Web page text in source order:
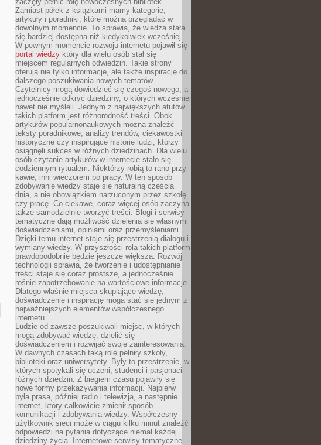
Zamiast półek z książkami mamy kategorie,
artykuły i poradniki, które można przeglądać w
dowolnym momencie. To sprawia, że wiedza stała
się bardziej dostępna niż kiedykolwiek wcześniej.
W pewnym momencie rozwoju internetu pojawił się
portal wiedzy który dla wielu osób stał się
miejscem regularnych odwiedzin. Takie strony
oferują nie tylko informacje, ale także inspirację do
dalszego poszukiwania nowych tematów.
Czytelnicy mogą dowiedzieć się czegoś nowego, a
jednocześnie odkryć dziedziny, o których wcześniej
nawet nie myśleli. Jednym z największych atutów
takich platform jest różnorodność treści. Obok
artykułów popularnonaukowych można znaleźć
teksty poradnikowe, analizy trendów, ciekawostki
historyczne czy inspirujące historie ludzi, którzy
osiągnęli sukces w różnych dziedzinach. Dla wielu
osób czytanie artykułów w internecie stało się
codziennym rytuałem. Niektórzy robią to rano przy
kawie, inni wieczorem po pracy. W ten sposób
zdobywanie wiedzy staje się naturalną częścią
dnia, a nie obowiązkiem narzuconym przez szkołę
czy pracę. Co ciekawe, coraz więcej osób zaczyna
także samodzielnie tworzyć treści. Blogi i serwisy
tematyczne dają możliwość dzielenia się własnymi
doświadczeniami, opiniami oraz przemyśleniami.
Dzięki temu internet staje się przestrzenią dialogu i
wymiany wiedzy. W przyszłości rola takich platform
prawdopodobnie będzie jeszcze większa. Rozwój
technologii sprawia, że tworzenie i udostępnianie
treści staje się coraz prostsze, a jednocześnie
rośnie zapotrzebowanie na wartościowe informacje.
Dlatego właśnie miejsca skupiające wiedzę,
doświadczenie i inspirację mogą stać się jednym z
najważniejszych elementów współczesnego
internetu.
Ludzie od zawsze poszukiwali miejsc, w których
mogą zdobywać wiedzę, dzielić się
doświadczeniem i rozwijać swoje zainteresowania.
W dawnych czasach taką rolę pełniły szkoły,
biblioteki oraz uniwersytety. Były to przestrzenie, w
których spotykali się uczeni, studenci i pasjonaci
różnych dziedzin. Z biegiem czasu pojawiły się
nowe formy przekazywania informacji. Najpierw
była prasa, później radio i telewizja, a następnie
internet, który całkowicie zmienił sposób
komunikacji i zdobywania wiedzy. Współczesny
użytkownik sieci może w ciągu kilku minut znaleźć
odpowiedzi na pytania dotyczące niemal każdej
dziedziny życia. Internetowe serwisy tematyczne